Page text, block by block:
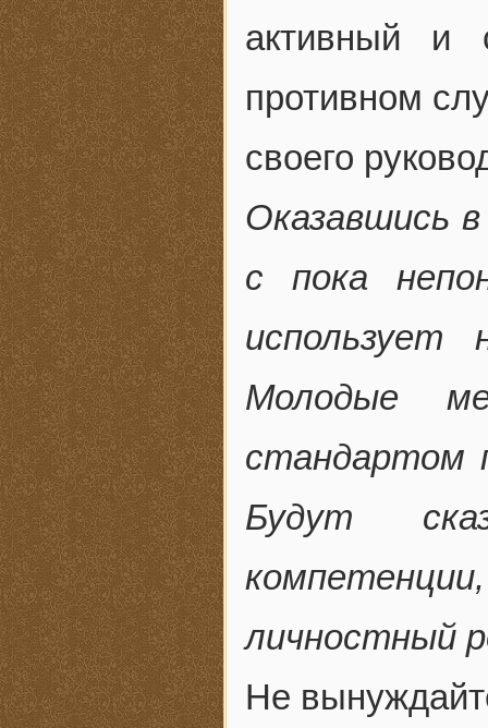
активный и
противном
своего
Оказавшись
с пока
использует
Молодые
стандартом
Будут
личностный
Не